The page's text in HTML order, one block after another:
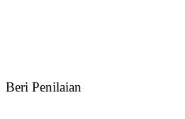
Beri Penilaian